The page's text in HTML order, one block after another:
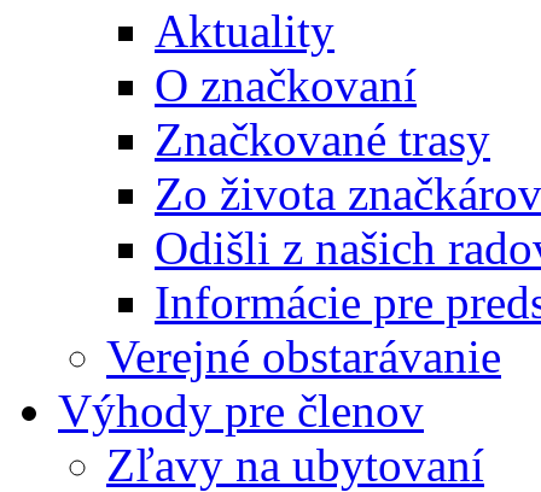
Aktuality
O značkovaní
Značkované trasy
Zo života značkárov
Odišli z našich
Informácie pre
Verejné obstarávanie
Výhody pre členov
Zľavy na ubytovaní